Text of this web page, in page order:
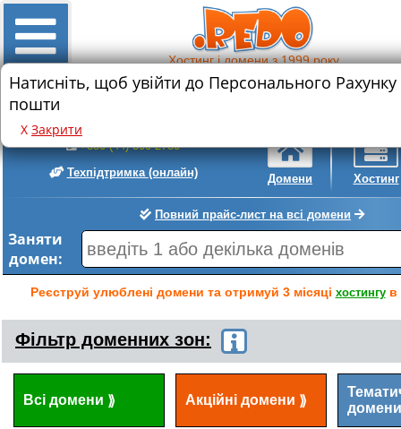
Хостинг і домени з 1999 року
Знижка на реєстрацію нового домену
+380 (44) 300-2780
Техпідтримка (онлайн) Домени Хостинг
Повний прайс-лист на всі домени
Заняти
домен:
Натисніть, щоб увійти до Персонального
пошти
Х Закрити
Реєструй улюблені домени та отримуй 3 місяці хостингув
Фільтр доменних зон:
Всі домени ⟫ Акційні домени ⟫
домени